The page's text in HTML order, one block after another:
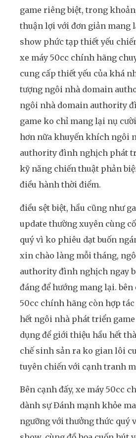
game riêng biệt, trong
thuận lợi với đơn giản mang
show phức tạp thiết yếu
xe máy 50cc chính hãng
cung cấp thiết yếu của khá
tượng ngôi nhà domain
ngôi nhà domain authority
game ko chỉ mang lại nụ
hơn nữa khuyến khích ngôi
authority đình nghịch phát
kỹ năng chiến thuật phản
điều hành thời điểm.
điều sệt biệt, hầu cũng như
update thường xuyên cùng
quý vì ko phiêu dạt buốn
xin chào làng mỗi tháng,
authority đình nghịch ngay
đáng để hướng mang lại. bên
50cc chính hãng còn hợp
hết ngôi nhà phát triển
dụng để giới thiệu hầu hết
chế sinh sản ra ko gian lôi
tuyên chiến với cạnh tranh
Bên cạnh đấy, xe máy 50cc
dành sự Đánh mạnh khỏe
ngưỡng với thưởng thức quý